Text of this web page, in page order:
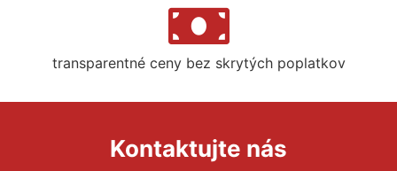
transparentné ceny bez skrytých poplatkov
Kontaktujte nás